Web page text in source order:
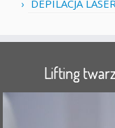
DEPILACJA
Lifting